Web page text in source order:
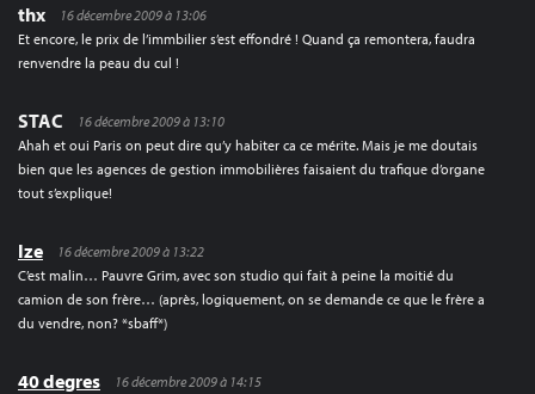
thx
16 décembre 2009 à 13:06
Et encore, le prix de l’immbilier s’est effondré ! Quand ça remontera, faudra
renvendre la peau du cul !
STAC
16 décembre 2009 à 13:10
Ahah et oui Paris on peut dire qu’y habiter ca ce mérite. Mais je me doutais
bien que les agences de gestion immobilières faisaient du trafique d’organe
tout s’explique!
Ize
16 décembre 2009 à 13:22
C’est malin… Pauvre Grim, avec son studio qui fait à peine la moitié du
camion de son frère… (après, logiquement, on se demande ce que le frère a
du vendre, non? *sbaff*)
40 degres
16 décembre 2009 à 14:15